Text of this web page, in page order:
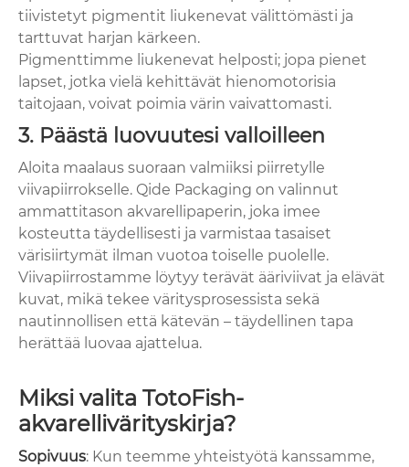
tiivistetyt pigmentit liukenevat välittömästi ja
tarttuvat harjan kärkeen.
Pigmenttimme liukenevat helposti; jopa pienet
lapset, jotka vielä kehittävät hienomotorisia
taitojaan, voivat poimia värin vaivattomasti.
3. Päästä luovuutesi valloilleen
Aloita maalaus suoraan valmiiksi piirretylle
viivapiirrokselle. Qide Packaging on valinnut
ammattitason akvarellipaperin, joka imee
kosteutta täydellisesti ja varmistaa tasaiset
värisiirtymät ilman vuotoa toiselle puolelle.
Viivapiirrostamme löytyy terävät ääriviivat ja elävät
kuvat, mikä tekee väritysprosessista sekä
nautinnollisen että kätevän – täydellinen tapa
herättää luovaa ajattelua.
Miksi valita TotoFish-
akvarellivärityskirja?
Sopivuus: Kun teemme yhteistyötä kanssamme,